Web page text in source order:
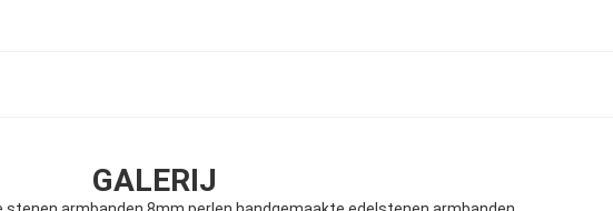
GALERIJ